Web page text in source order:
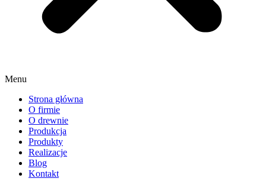
Menu
Strona główna
O firmie
O drewnie
Produkcja
Produkty
Realizacje
Blog
Kontakt